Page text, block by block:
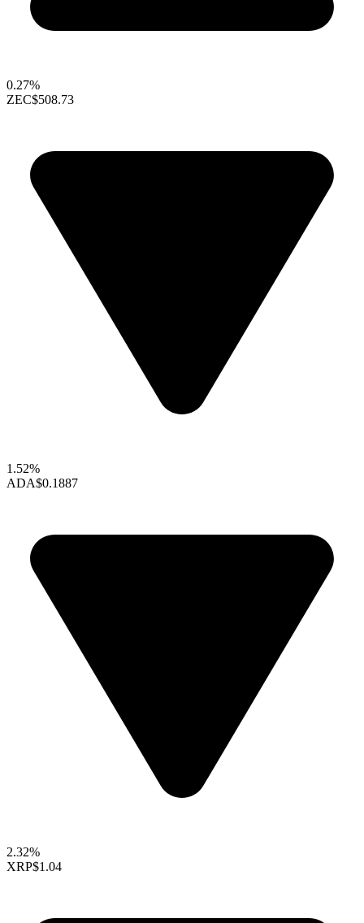
0.27%
ZEC$508.73
1.52%
ADA$0.1887
2.32%
XRP$1.04